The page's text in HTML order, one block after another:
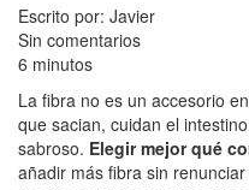
Escrito por: Javier
Sin comentarios
6 minutos
La fibra no es un accesorio
que sacian, cuidan el
sabroso. Elegir mejor qué
añadir más fibra sin